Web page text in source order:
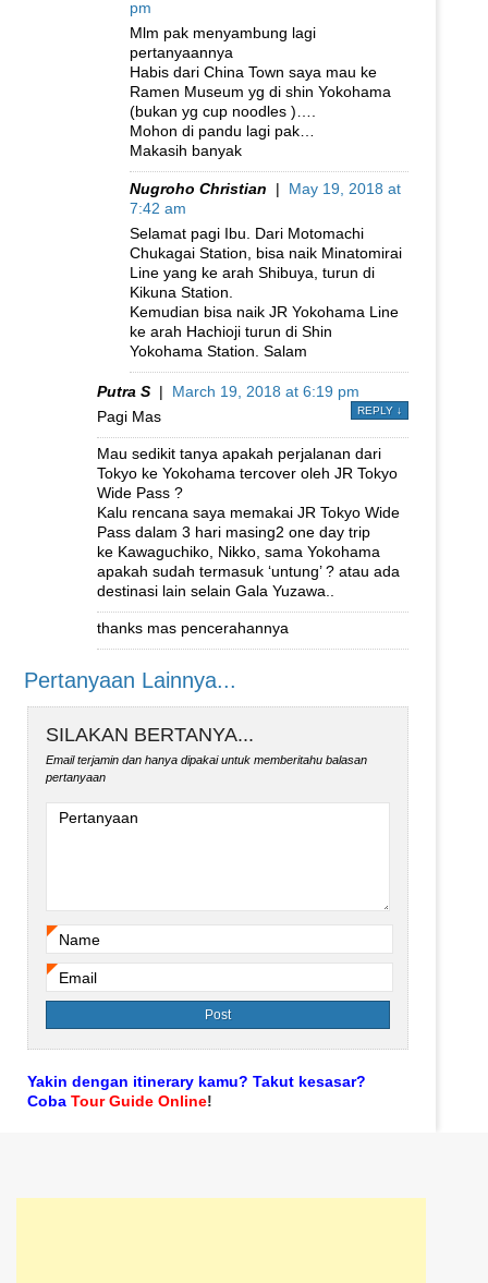
pm
Mlm pak menyambung lagi
pertanyaannya
Habis dari China Town saya mau ke
Ramen Museum yg di shin Yokohama
(bukan yg cup noodles )….
Mohon di pandu lagi pak…
Makasih banyak
Nugroho Christian | May 19, 2018 at
7:42 am
Selamat pagi Ibu. Dari Motomachi
Chukagai Station, bisa naik Minatomirai
Line yang ke arah Shibuya, turun di
Kikuna Station.
Kemudian bisa naik JR Yokohama Line
ke arah Hachioji turun di Shin
Yokohama Station. Salam
Putra S | March 19, 2018 at 6:19 pm
REPLY ↓
Pagi Mas
Mau sedikit tanya apakah perjalanan dari
Tokyo ke Yokohama tercover oleh JR Tokyo
Wide Pass ?
Kalu rencana saya memakai JR Tokyo Wide
Pass dalam 3 hari masing2 one day trip
ke Kawaguchiko, Nikko, sama Yokohama
apakah sudah termasuk ‘untung’ ? atau ada
destinasi lain selain Gala Yuzawa..
thanks mas pencerahannya
Pertanyaan Lainnya...
SILAKAN BERTANYA...
Email terjamin dan hanya dipakai untuk memberitahu balasan
pertanyaan
Pertanyaan
Name
Email
Yakin dengan itinerary kamu? Takut kesasar?
Coba Tour Guide Online!